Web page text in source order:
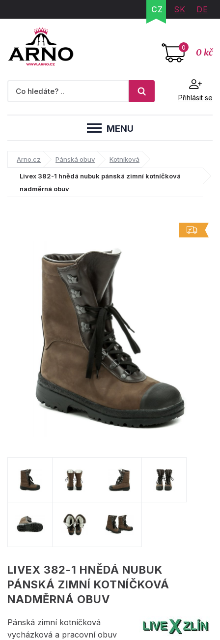
CZ SK DE
0 0 kč
Přihlásit se
MENU
Arno.cz Pánská obuv Kotníková
Livex 382-1 hnědá nubuk pánská zimní kotníčková
nadměrná obuv
LIVEX 382-1 HNĚDÁ NUBUK
PÁNSKÁ ZIMNÍ KOTNÍČKOVÁ
NADMĚRNÁ OBUV
Pánská zimní kotníčková
vycházková a pracovní obuv